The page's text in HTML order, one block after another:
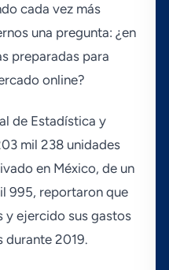
cada vez más
una pregunta: ¿en
preparadas para
online?
de Estadí­stica y
mil 238 unidades
en México, de un
995, reportaron que
y ejercido sus gastos
durante 2019.